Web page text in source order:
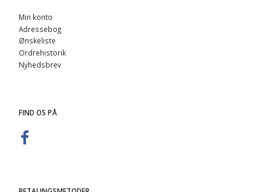
Min konto
Adressebog
Ønskeliste
Ordrehistorik
Nyhedsbrev
FIND OS PÅ